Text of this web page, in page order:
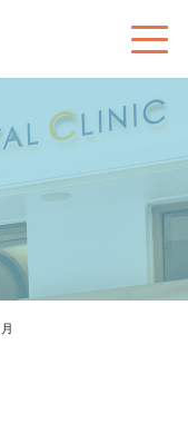
月